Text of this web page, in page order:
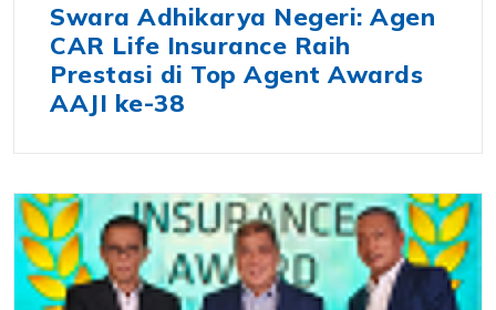
Swara Adhikarya Negeri: Agen
CAR Life Insurance Raih
Prestasi di Top Agent Awards
AAJI ke-38